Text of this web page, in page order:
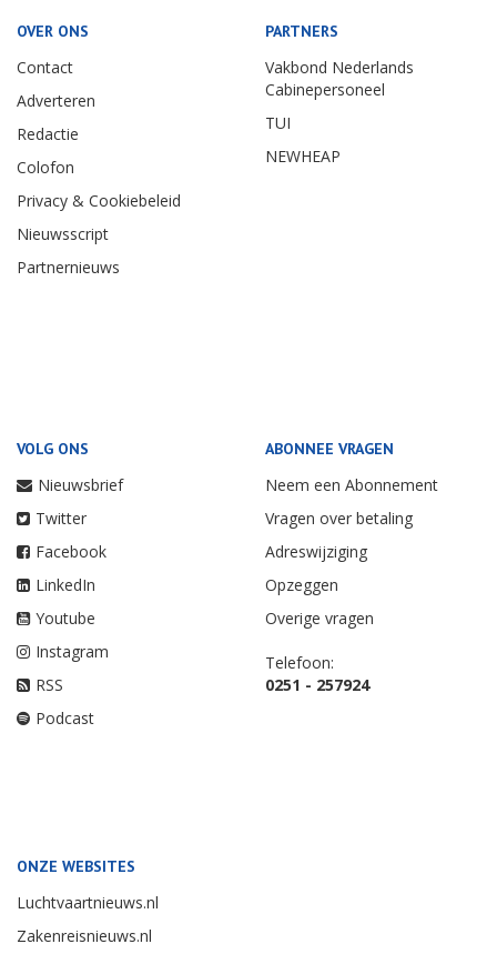
OVER ONS
Contact
Adverteren
Redactie
Colofon
Privacy & Cookiebeleid
Nieuwsscript
Partnernieuws
PARTNERS
Vakbond Nederlands
Cabinepersoneel
TUI
NEWHEAP
VOLG ONS
Nieuwsbrief
Twitter
Facebook
LinkedIn
Youtube
Instagram
RSS
Podcast
ABONNEE VRAGEN
Neem een Abonnement
Vragen over betaling
Adreswijziging
Opzeggen
Overige vragen
Telefoon:
0251 - 257924
ONZE WEBSITES
Luchtvaartnieuws.nl
Zakenreisnieuws.nl